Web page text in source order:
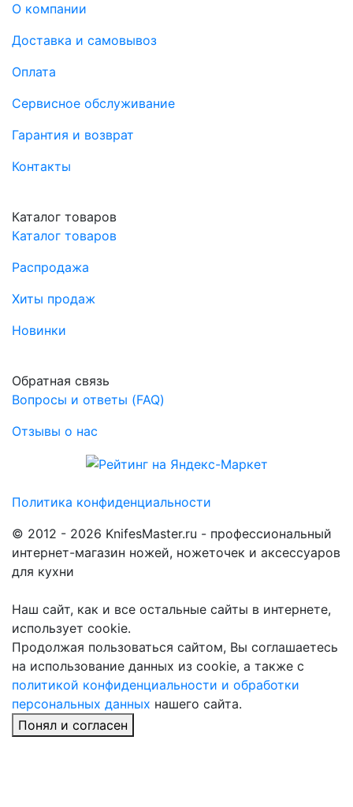
О компании
Доставка и самовывоз
Оплата
Сервисное обслуживание
Гарантия и возврат
Контакты
Каталог товаров
Каталог товаров
Распродажа
Хиты продаж
Новинки
Обратная связь
Вопросы и ответы (FAQ)
Отзывы о нас
Политика конфиденциальности
© 2012 - 2026 KnifesMaster.ru - профессиональный
интернет-магазин ножей, ножеточек и аксессуаров
для кухни
Наш сайт, как и все остальные сайты в интернете,
использует cookie.
Продолжая пользоваться сайтом, Вы соглашаетесь
на использование данных из cookie, а также с
политикой конфиденциальности и обработки
персональных данных нашего сайта.
Понял и согласен